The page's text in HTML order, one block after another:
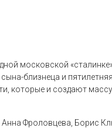
московской
близнеца и
которые и создают
Анна Фроловцева, Борис